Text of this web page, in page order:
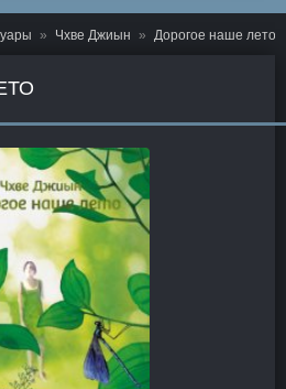
Чхве Джиын Дорогое наше лето